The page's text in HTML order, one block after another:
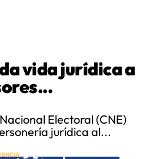
vida jurídica a
Electoral (CNE)
jurídica al...